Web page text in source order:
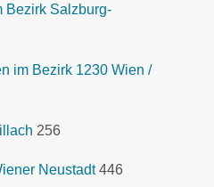
Bezirk Salzburg-
im Bezirk 1230 Wien /
256
Neustadt 446